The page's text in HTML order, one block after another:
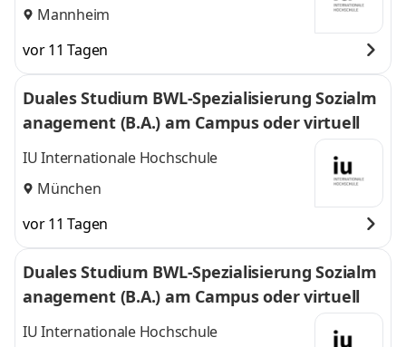
Mannheim
vor 11 Tagen
Duales Studium BWL-Spezialisierung Sozialm
anagement (B.A.) am Campus oder virtuell
IU Internationale Hochschule
München
vor 11 Tagen
Duales Studium BWL-Spezialisierung Sozialm
anagement (B.A.) am Campus oder virtuell
IU Internationale Hochschule